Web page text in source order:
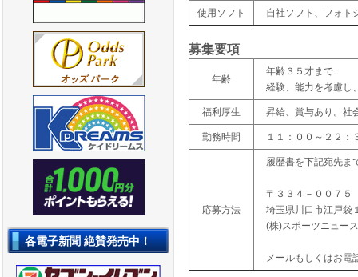
各電子新聞 絶賛発売中！
使用ソフト 自社ソフト、フォト
募集要項
年齢
年齢３５才まで
経験、能力を考慮し
福利厚生 昇給、賞与あり。社
勤務時間 １１：００～２２：
応募方法
履歴書を下記宛先ま
〒３３４－００７５
埼玉県川口市江戸袋
(株)スポーツニュー
メールもしくはお電